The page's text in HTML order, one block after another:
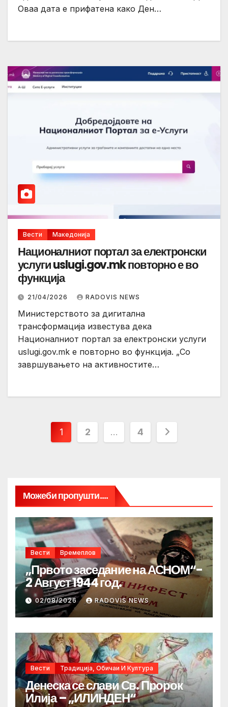
Оваа дата е прифатена како Ден…
Вести Македонија
Националниот портал за електронски
услуги uslugi.gov.mk повторно е во
функција
21/04/2026 RADOVIS NEWS
Министерството за дигитална
трансформација известува дека
Националниот портал за електронски услуги
uslugi.gov.mk е повторно во функција. „Со
завршувањето на активностите…
Posts
1 2 … 4
Можеби пропушти....
Вести Времеплов
„Првото заседание на АСНОМ“-
2 Август 1944 год.
02/08/2026 RADOVIS NEWS
Вести Традиција, Обичаи И Култура
Денеска се слави Св. Пророк
Илија – „ИЛИНДЕН“